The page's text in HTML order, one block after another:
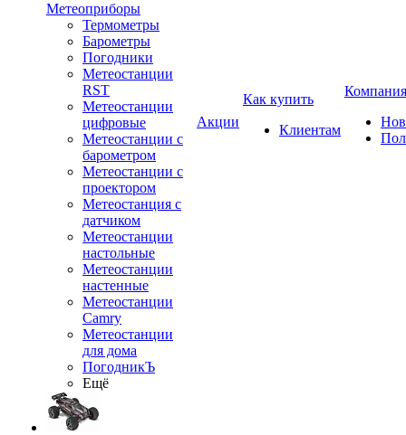
Метеоприборы
Термометры
Барометры
Погодники
Метеостанции
RST
Метеостанции
цифровые
Метеостанции с
барометром
Метеостанции с
проектором
Метеостанция с
датчиком
Метеостанции
настольные
Метеостанции
настенные
Метеостанции
Camry
Метеостанции
для дома
ПогодникЪ
Ещё
Акции
Как купить
Клиентам
Компания